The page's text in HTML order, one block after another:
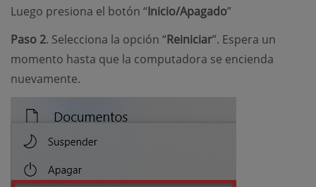
Luego presiona el botón “Inicio/Apagado”
Paso 2. Selecciona la opción “Reiniciar”. Espera un
momento hasta que la computadora se encienda
nuevamente.